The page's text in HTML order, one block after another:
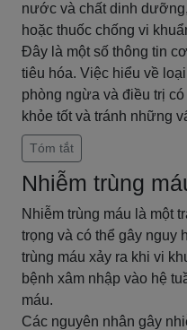
nước và chất dinh
hoặc thuốc chống vi
Đây là một số thông tin
tiêu hóa. Việc hiểu về
phòng ngừa và điều trị
khỏe tốt và tránh những
Tóm tắt
Nhiễm trùng
Nhiễm trùng máu là một
trọng và có thể gây nguy
trùng máu xảy ra khi vi
bệnh xâm nhập vào hệ
máu.
Các nguyên nhân gây